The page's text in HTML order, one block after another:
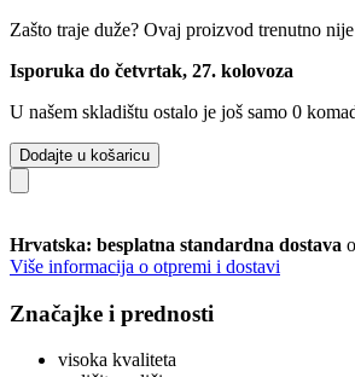
Zašto traje duže? Ovaj proizvod trenutno
Isporuka do četvrtak, 27. kolovoza
U našem skladištu ostalo je još samo 0
Dodajte u košaricu
Hrvatska: besplatna standardna dostava
Više informacija o otpremi i dostavi
Značajke i prednosti
visoka kvaliteta